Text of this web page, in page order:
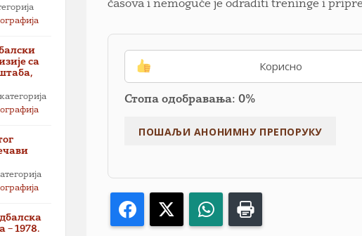
časova i nemoguće je odraditi treninge i
Корисно
Стопа одобравања: 0%
Facebook WhatsApp
са
категорија
– 1978.